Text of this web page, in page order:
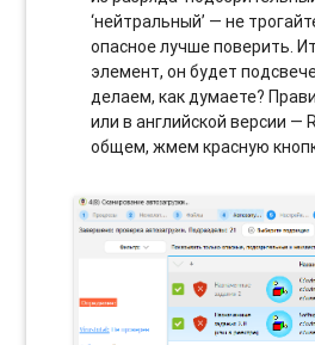
‘нейтральный’ — не
опасное лучше поверить.
элемент, он будет
делаем, как думаете?
или в английской версии —
общем, жмем красную